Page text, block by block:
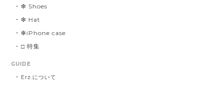
❇︎ Shoes
❇︎ Hat
❇︎iPhone case
□ 特集
GUIDE
Erz.について